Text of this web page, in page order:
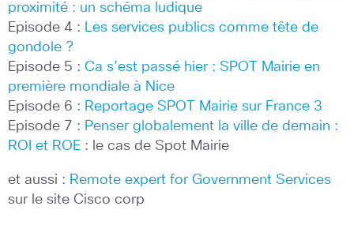
proximité : un schéma ludique
Episode 4 : Les services publics comme tête de
gondole ?
Episode 5 : Ca s’est passé hier : SPOT Mairie en
première mondiale à Nice
Episode 6 : Reportage SPOT Mairie sur France 3
Episode 7 : Penser globalement la ville de demain :
ROI et ROE : le cas de Spot Mairie
et aussi : Remote expert for Government Services
sur le site Cisco corp